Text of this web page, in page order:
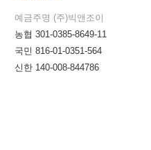
예금주명 (주)빅앤조이
농협 301-0385-8649-11
국민 816-01-0351-564
신한 140-008-844786